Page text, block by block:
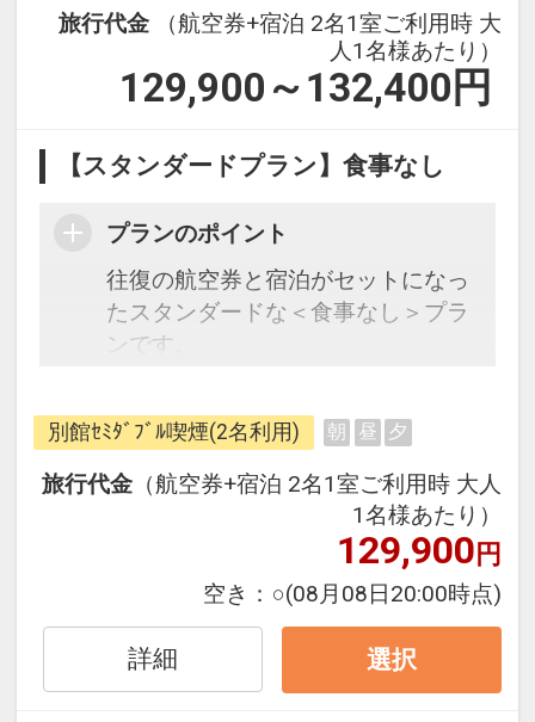
旅行代金
（航空券+宿泊 2名1室ご利用時 大
人1名様あたり）
129,900～132,400 円
【スタンダードプラン】食事なし
プランのポイント
往復の航空券と宿泊がセットになっ
たスタンダードな＜食事なし＞プラ
ンです。
できるダイナミックパッケージだか
ら、一都市滞在はもちろん周遊旅行
にも最適！
旅行期間中の1泊だけの宿泊や延
泊・飛び泊なども自由自在です。
フライトは、安心のJAL（または
JALグループ）確約！フライトマイ
ル50%貯まります。
オプションでレンタカーや現地交
通・体験プランなどの追加（同時予
別館ｾﾐﾀﾞﾌﾞﾙ喫煙(2名利用) 朝 昼 夕
旅行代金 （航空券+宿泊 2名1室ご利用時 大人
1名様あたり）
129,900円
空き： ○(08月08日20:00時点)
詳細 選択